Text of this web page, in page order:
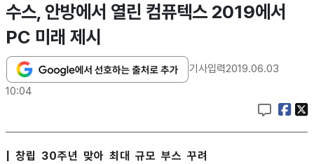
수스, 안방에서 열린 컴퓨텍스 2019에서
PC 미래 제시
기사입력2019.06.03
10:04
| 창립 30주년 맞아 최대 규모 부스 꾸려